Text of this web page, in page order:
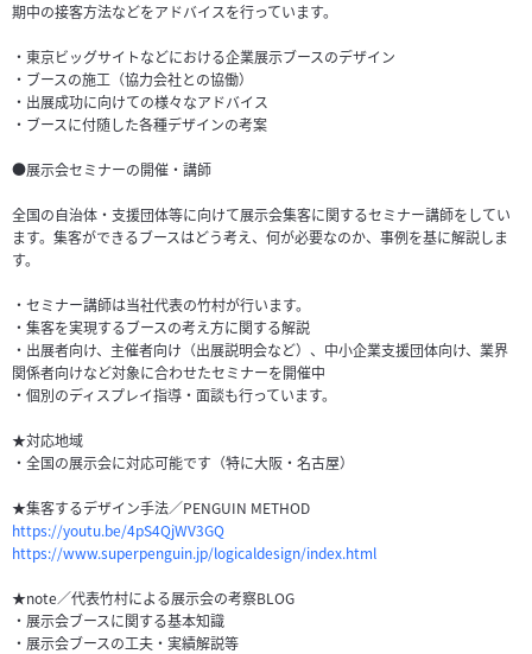
期中の接客方法などをアドバイスを行っています。
・東京ビッグサイトなどにおける企業展示ブースのデザイン
・ブースの施工（協力会社との協働）
・出展成功に向けての様々なアドバイス
・ブースに付随した各種デザインの考案
●展示会セミナーの開催・講師
全国の自治体・支援団体等に向けて展示会集客に関するセミナー講師をしてい
ます。集客ができるブースはどう考え、何が必要なのか、事例を基に解説しま
す。
・セミナー講師は当社代表の竹村が行います。
・集客を実現するブースの考え方に関する解説
・出展者向け、主催者向け（出展説明会など）、中小企業支援団体向け、業界
関係者向けなど対象に合わせたセミナーを開催中
・個別のディスプレイ指導・面談も行っています。
★対応地域
・全国の展示会に対応可能です（特に大阪・名古屋）
★集客するデザイン手法／PENGUIN METHOD
https://youtu.be/4pS4QjWV3GQ
https://www.superpenguin.jp/logicaldesign/index.html
★note／代表竹村による展示会の考察BLOG
・展示会ブースに関する基本知識
・展示会ブースの工夫・実績解説等